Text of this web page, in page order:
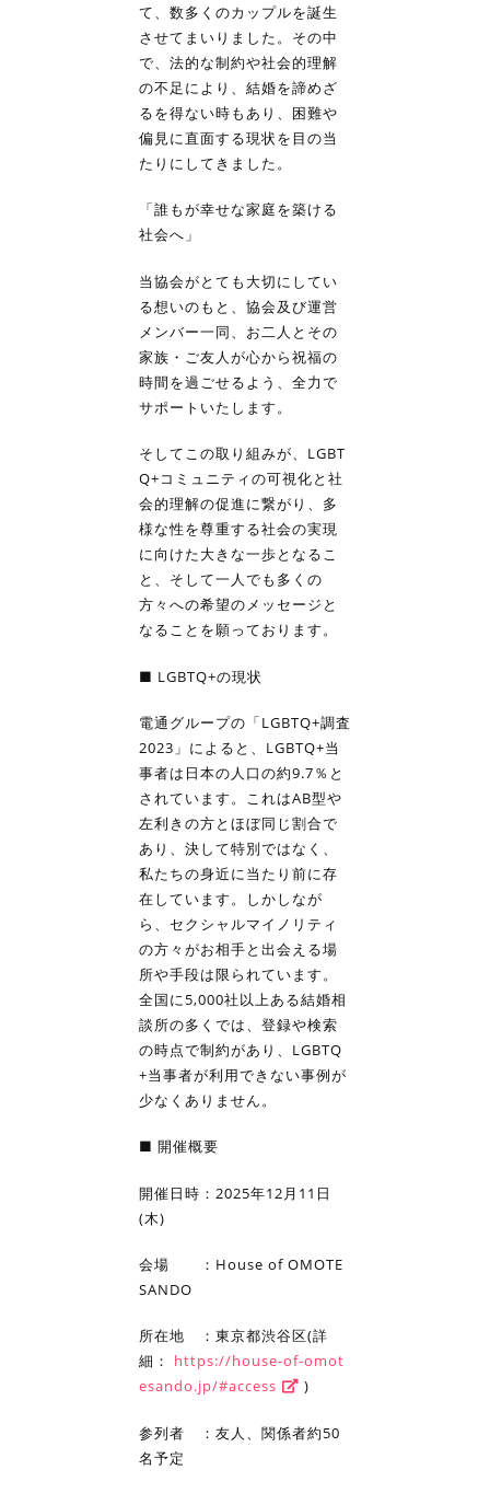
て、数多くのカップルを誕生
させてまいりました。その中
で、法的な制約や社会的理解
の不足により、結婚を諦めざ
るを得ない時もあり、困難や
偏見に直面する現状を目の当
たりにしてきました。
「誰もが幸せな家庭を築ける
社会へ」
当協会がとても大切にしてい
る想いのもと、協会及び運営
メンバー一同、お二人とその
家族・ご友人が心から祝福の
時間を過ごせるよう、全力で
サポートいたします。
そしてこの取り組みが、LGBT
Q+コミュニティの可視化と社
会的理解の促進に繋がり、多
様な性を尊重する社会の実現
に向けた大きな一歩となるこ
と、そして一人でも多くの
方々への希望のメッセージと
なることを願っております。
■ LGBTQ+の現状
電通グループの「LGBTQ+調査
2023」によると、LGBTQ+当
事者は日本の人口の約9.7％と
されています。これはAB型や
左利きの方とほぼ同じ割合で
あり、決して特別ではなく、
私たちの身近に当たり前に存
在しています。しかしなが
ら、セクシャルマイノリティ
の方々がお相手と出会える場
所や手段は限られています。
全国に5,000社以上ある結婚相
談所の多くでは、登録や検索
の時点で制約があり、LGBTQ
+当事者が利用できない事例が
少なくありません。
■ 開催概要
開催日時：2025年12月11日
(木)
会場 ：House of OMOTE
SANDO
所在地 ：東京都渋谷区(詳
細： https://house-of-omot
esando.jp/#access
)
参列者 ：友人、関係者約50
名予定